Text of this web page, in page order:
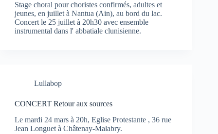
Stage choral pour choristes confirmés, adultes et
jeunes, en juillet à Nantua (Ain), au bord du lac.
Concert le 25 juillet à 20h30 avec ensemble
instrumental dans l' abbatiale clunisienne.
Lullabop
CONCERT Retour aux sources
Le mardi 24 mars à 20h, Eglise Protestante , 36 rue
Jean Longuet à Châtenay-Malabry.